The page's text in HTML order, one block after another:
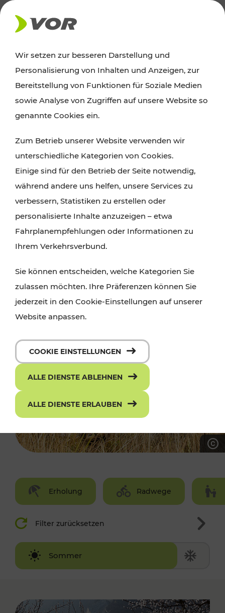
AKTUELLES
Ausflugstipps
Wien, Niederösterreich und das Burgenland
Wanderungen, Kultur und Gastronomie,
Radtouren oder purer Naturgenuss – viele
Attraktionen sind mit den Ticket- und Fahrplan-
Angeboten des VOR gut und schnell erreichbar.
Erholung Radwege
Filter zurücksetzen
Sommer
Winter
Wir setzen zur besseren Darstellung und
Personalisierung von Inhalten und Anzeigen, zur
Bereitstellung von Funktionen für Soziale Medien
sowie Analyse von Zugriffen auf unsere Website so
genannte Cookies ein.
Zum Betrieb unserer Website verwenden wir
unterschiedliche Kategorien von Cookies.
Einige sind für den Betrieb der Seite notwendig,
während andere uns helfen, unsere Services zu
verbessern, Statistiken zu erstellen oder
personalisierte Inhalte anzuzeigen – etwa
Fahrplanempfehlungen oder Informationen zu
Ihrem Verkehrsverbund.
Sie können entscheiden, welche Kategorien Sie
zulassen möchten. Ihre Präferenzen können Sie
jederzeit in den Cookie-Einstellungen auf unserer
Website anpassen.
COOKIE EINSTELLUNGEN
ALLE DIENSTE ABLEHNEN
ALLE DIENSTE ERLAUBEN